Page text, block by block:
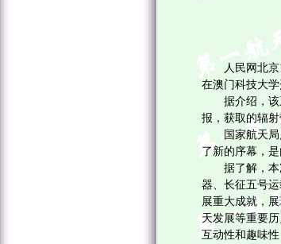
人民网北京
在澳门科技大
据介绍，
报，获取的辐
国家航天
了新的序幕，是
据了解，
器、长征五号
展重大成就，
天发展等重要
互动性和趣味性